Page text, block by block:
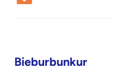
Bieburbunkur